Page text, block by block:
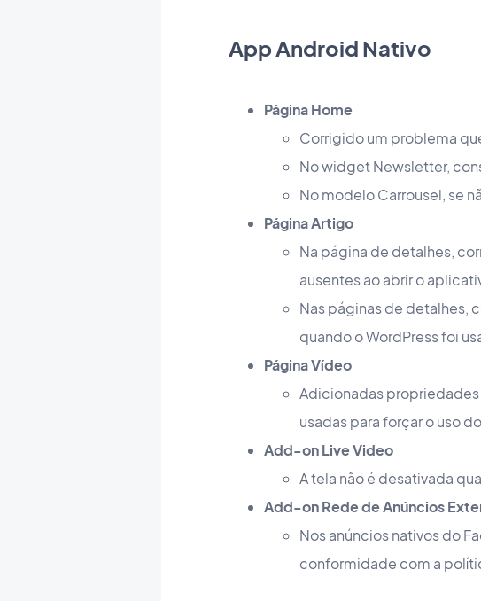
App Android Nativo
Página Home
Corrigido um problema
No widget Newsletter,
No modelo Carrousel, se
Página Artigo
Na página de detalhes,
ausentes ao abrir o
Nas páginas de detalhes,
quando o WordPress foi
Página Vídeo
Adicionadas
usadas para forçar o uso
Add-on Live Video
A tela não é desativada
Add-on Rede de Anúncios
Nos anúncios nativos do
conformidade com a